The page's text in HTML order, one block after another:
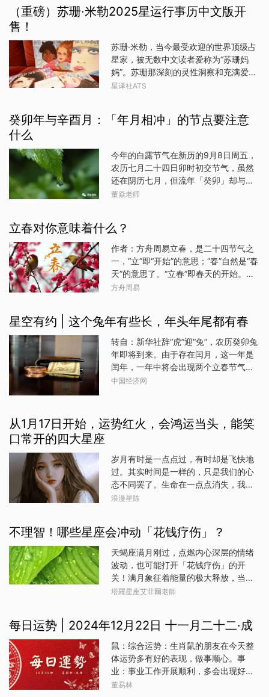
己的实力，让自己遇到更多机遇，获得
大吉大利，你们性格开朗，勇敢果敢，
充满活力。而这样的性格也会在接下来
的日子里，带来好运和成功，让自己在
事业和生活中更加得心应手，也能收获
本周开始，大吉大利，你们做人
龟寿安康。5. 第五：牛勤致富田产丰，
勤劳如牛财富涌。6. 第六：蛇灵聪慧财
生十五，女子十五降世多波澜。8. 第
八：十五的官，十五男降世仕途宽。9.
第九：碗不扣桌礼当先，碗具摆放有规
范。10. 第十：歪头斜脑运不济，端正身
者，终被欺，莫要欺人自遭欺。13. 第十
（重磅）苏珊·米勒2025星运行事历中文版开
售！
苏珊·米勒，当今最受欢迎的世界顶级占
星家，被无数中文读者爱称为“苏珊妈
妈”。苏珊那深刻的灵性洞察和充满爱意
的文字，照亮过无数读者的内心。苏珊
者抢购和收藏。10月13日，苏珊在北京
感。苏珊提到，2025年是特殊的一年，
重量级的星体接连发挥影响，会成为许
多人的转折之年，获得一期一遇的珍贵
经历。她将最精炼的解读呈现在年历当
获、有所启发。中文版的时间和星象按
照国内时区调整为北京时间，星象提示
翻译为中文语言，由星译社全程跟进审
核及校对，确保数据和内容的准确无
误，方便国内读者使用。年历不仅可以
用来记录预约、日程、约会，也是全年
日常可以配合苏珊的年运、月运、周
运、日运使用，仿佛苏珊就是你的私人
占星师。·202
星译社ATS
癸卯年与辛酉月：「年月相冲」的节点要注意
什么
今年的白露节气在新历的9月8日周五，
农历七月二十四日卯时初交节气，虽然
还在阴历七月，但流年「癸卯」却与流
月「辛酉」这相邻的两柱形成了非常直
确，冲突毫不留情。在这样一个充满冲
突矛盾的「六冲之月」里，普通百姓，
能做的就是行事谨慎，万事小心。白露
在二十四节气中是一个变化的节气。这
段时间，尽可能做一些善事交运，为自
己积累福德。01白露之所以叫白露，是
得比较急促，令环境形成一些白色的露
肺、耗人津液，肺气容易受到干扰，容
易出现感冒、鼻敏感，各种干燥等等不
适症状，也就是典型的“秋燥”。肺是人体
最娇贵的器官，立秋后的天气变得干
症。02白露过后，正式进入阴历辛酉月
份了，十二生肖各自要注意什么呢？鼠
别争面子，凡事豁达；虎
董焱老师
立春对你意味着什么？
作者：方舟周易立春，是二十四节气之
一，“立”即“开始”的意思；“春”自然是“春
天”的意思了。“立春”即春天的开始。
2023年立春是阳历2月4日10点43分，
的季节到来了，而这又将对你意味着什
么呢？一、甲乙木日出生者。若生春
冬，有木过旺之嫌，需防破耗钱财，情
感不顺等。若生夏秋，木有制化，利考
学求职，利名气升迁，旺财旺桃花等。
二、对丙丁火日出生者。若生春冬，有
平，求财需防判断失误而失财等。三、
心事缠身等。若生夏秋，主事业上得贵
人相助，见发财、加薪、重用或升职
等。四、对庚辛金日出生者。若生春
冬，为财旺身弱之象，求财略有点操劳
为身旺财旺之象，利投资求财，利婚姻
感情等。五、对壬癸水日出生者。若生
春冬，
方舟周易
星空有约 | 这个兔年有些长，年头年尾都有春
转自：新华社辞“虎”迎“兔”，农历癸卯兔
年即将到来。由于存在闰月，这一年是
闰年，一年中将会出现两个立春节气，
即“一年两头春”。2023年1月22日进入
公众会发现，农历癸卯年包含了两个立
春节气，即癸卯年的正月十四立春
春（2024年2月4日）。民间称这种现象
为“一年两头春”，也称“双春年”。“一年
两头春”是中国农历历法中闰年时出现的
现象。中国天文学会会员、天津市天文
运行规律，即回归年编制的，所以立春
多数年份为2月4日，个别年份为2月3日
或2月5日。因此从公历来说，不论是平
年365天还是闰年366天，每年都会出
现一次立春节气，24个节气也都只出现
的，一年的天数是354天或355天，比
公历一
中国经济网
从1月17日开始，运势红火，会鸿运当头，能笑
口常开的四大星座
岁月有时是一点点过，有时却是飞快地
过。其实时间是一样的，只是我们的心
态不同罢了。生命在一点点消失，我们
要抓住每一次机会，让自己幸福啊。行
头，能笑口常开哦。金牛座金牛座的朋
友从1月17日开始，运势红火，你们虽然
看上去有点憨，但是其实心里明白得
很，只是有些事不愿意计较，有些人不
愿意得罪罢了。天秤座天秤座的朋友从1
月17日开始，鸿运当头，你们是那种懂
都有自己的解决办法，不能说万无一
友从1月17日开始，笑口常开，你们在面
对不利局面的时候，能够做到果断改变
策略，用适合自己的方式去做事，应该
能取得不错的成绩。双鱼座双鱼座的朋
浪漫星陈
不理智！哪些星座会冲动「花钱疗伤」？
天蝎座满月刚过，点燃内心深层的情绪
波动，也可能打开「花钱疗伤」的开
关！满月象征着能量的极大释放，当压
抑许久的情感找不到出口，有些星座就
缓解不安，但若不节制，恐怕月底帐单
比情绪还令人崩溃！以下四个星座在这
段期间特别要小心冲动购物、情绪性消
费的陷阱，找出花钱背后的情绪根源，
才是真正疗愈之道。请同时参考太阳、
上升星座。双鱼座感性泛滥，购物成了
塔羅星座艾菲爾老師
每日运势 | 2024年12月22日 十一月二十二·成
鼠：综合运势：生肖鼠的朋友在今天整
体运势多有好的表现，做事顺心。事
业：事业工作开展顺利，多会出现好的
商机。财运：利于投资、合作求财之
董易林